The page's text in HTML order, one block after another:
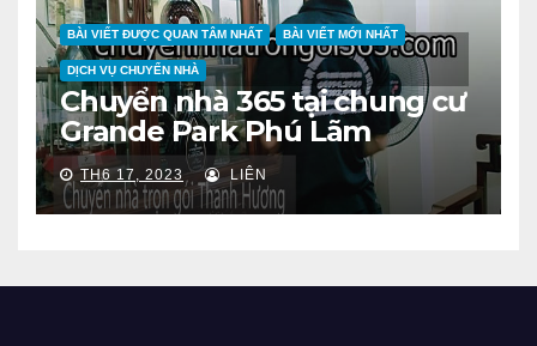
BÀI VIẾT ĐƯỢC QUAN TÂM NHẤT BÀI VIẾT MỚI NHẤT
DỊCH VỤ CHUYỂN NHÀ
Chuyển nhà 365 tại chung cư
Grande Park Phú Lãm
TH6 17, 2023 LIÊN